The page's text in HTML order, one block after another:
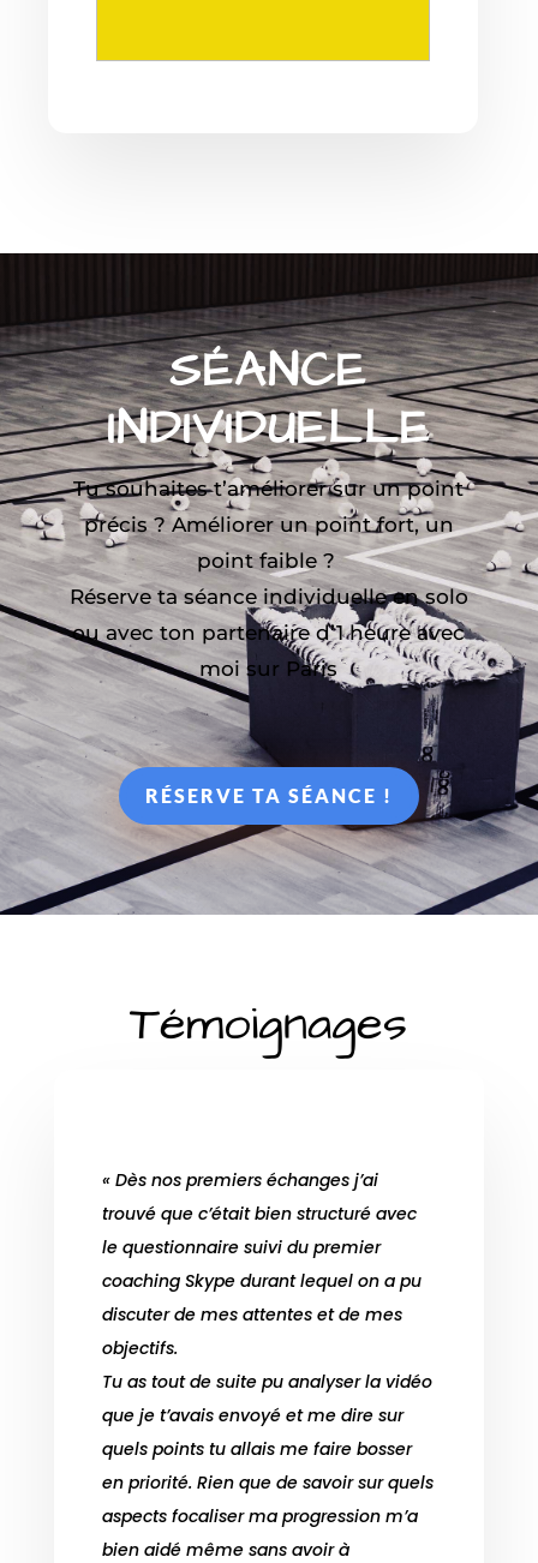
SÉANCE
INDIVIDUELLE
Tu souhaites t’améliorer sur un point
précis ? Améliorer un point fort, un
point faible ?
Réserve ta séance individuelle en solo
ou avec ton partenaire d’1 heure avec
moi sur Paris
RÉSERVE TA SÉANCE !
Témoignages
« Dès nos premiers échanges j’ai
trouvé que c’était bien structuré avec
le questionnaire suivi du premier
coaching Skype durant lequel on a pu
discuter de mes attentes et de mes
objectifs.
Tu as tout de suite pu analyser la vidéo
que je t’avais envoyé et me dire sur
quels points tu allais me faire bosser
en priorité. Rien que de savoir sur quels
aspects focaliser ma progression m’a
bien aidé même sans avoir à